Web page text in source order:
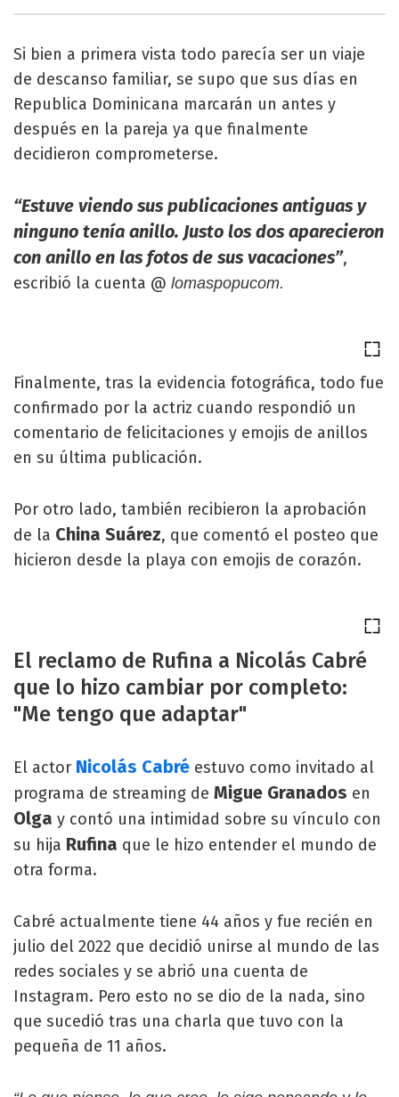
Si bien a primera vista todo parecía ser un viaje
de descanso familiar, se supo que sus días en
Republica Dominicana marcarán un antes y
después en la pareja ya que finalmente
decidieron comprometerse.
“Estuve viendo sus publicaciones antiguas y
ninguno tenía anillo. Justo los dos aparecieron
con anillo en las fotos de sus vacaciones”,
escribió la cuenta @ lomaspopucom.
Finalmente, tras la evidencia fotográfica, todo fue
confirmado por la actriz cuando respondió un
comentario de felicitaciones y emojis de anillos
en su última publicación.
Por otro lado, también recibieron la aprobación
de la China Suárez, que comentó el posteo que
hicieron desde la playa con emojis de corazón.
El reclamo de Rufina a Nicolás Cabré
que lo hizo cambiar por completo:
"Me tengo que adaptar"
El actor Nicolás Cabré estuvo como invitado al
programa de streaming de Migue Granados en
Olga y contó una intimidad sobre su vínculo con
su hija Rufina que le hizo entender el mundo de
otra forma.
Cabré actualmente tiene 44 años y fue recién en
julio del 2022 que decidió unirse al mundo de las
redes sociales y se abrió una cuenta de
Instagram. Pero esto no se dio de la nada, sino
que sucedió tras una charla que tuvo con la
pequeña de 11 años.